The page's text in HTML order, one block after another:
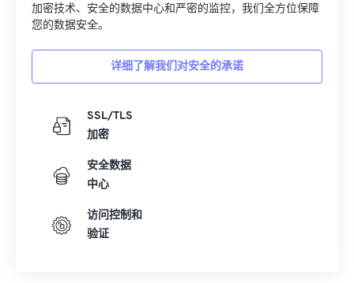
加密技术、安全的数据中心和严密的监控，我们全方位保障
您的数据安全。
详细了解我们对安全的承诺
SSL/TLS
加密
安全数据
中心
访问控制和
验证